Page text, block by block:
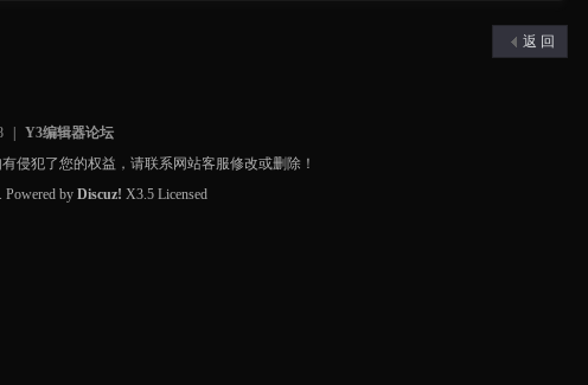
返 回
Y3编辑器论坛
侵犯了您的权益，请联系网站客服修改或删除！
Powered byDiscuz! X3.5 Licensed